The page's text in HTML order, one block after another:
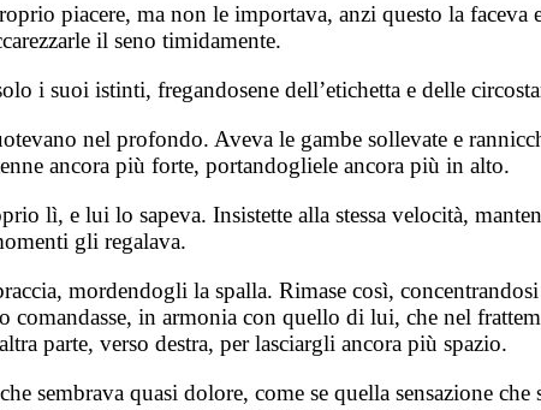
piacere, ma non le importava, anzi questo la faceva
il seno timidamente.
i suoi istinti, fregandosene dell’etichetta e delle
nel profondo. Aveva le gambe sollevate e
ancora più forte, portandogliele ancora più in alto.
lì, e lui lo sapeva. Insistette alla stessa velocità,
gli regalava.
mordendogli la spalla. Rimase così,
comandasse, in armonia con quello di lui, che nel
parte, verso destra, per lasciargli ancora più spazio.
sembrava quasi dolore, come se quella sensazione